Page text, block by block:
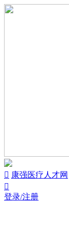
 康强医疗人才网

登录/注册